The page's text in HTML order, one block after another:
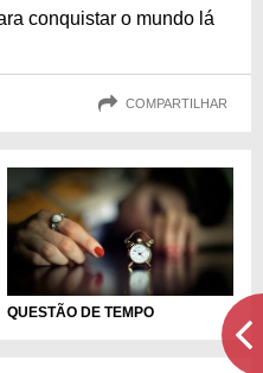
conquistar o mundo lá
COMPARTILHAR
QUESTÃO DE TEMPO